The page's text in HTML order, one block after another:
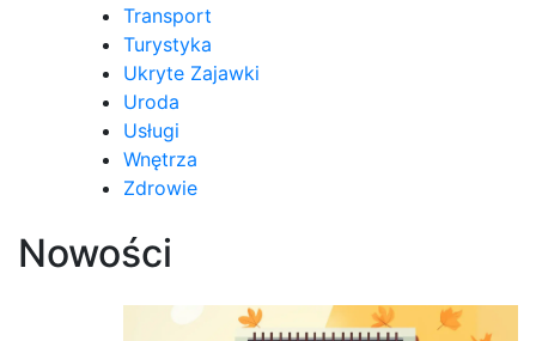
Transport
Turystyka
Ukryte Zajawki
Uroda
Usługi
Wnętrza
Zdrowie
Nowości